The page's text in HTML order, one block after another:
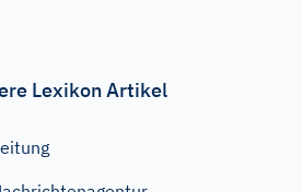
Lexikon Artikel